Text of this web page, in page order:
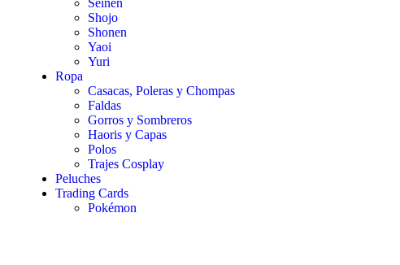
Seinen
Shojo
Shonen
Yaoi
Yuri
Ropa
Casacas, Poleras y Chompas
Faldas
Gorros y Sombreros
Haoris y Capas
Polos
Trajes Cosplay
Peluches
Trading Cards
Pokémon